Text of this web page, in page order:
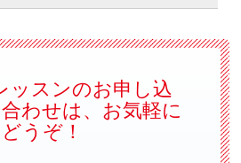
ッスンのお申し込
わせは、お気軽に
どうぞ！